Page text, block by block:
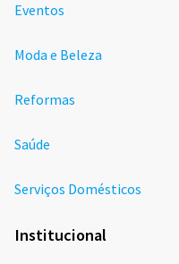
Eventos
Moda e Beleza
Reformas
Saúde
Serviços Domésticos
Institucional